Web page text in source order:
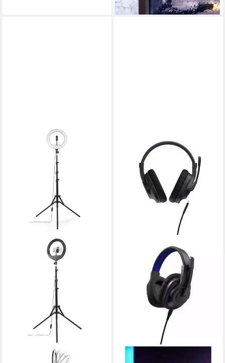
2.0)
leider ausverkauft